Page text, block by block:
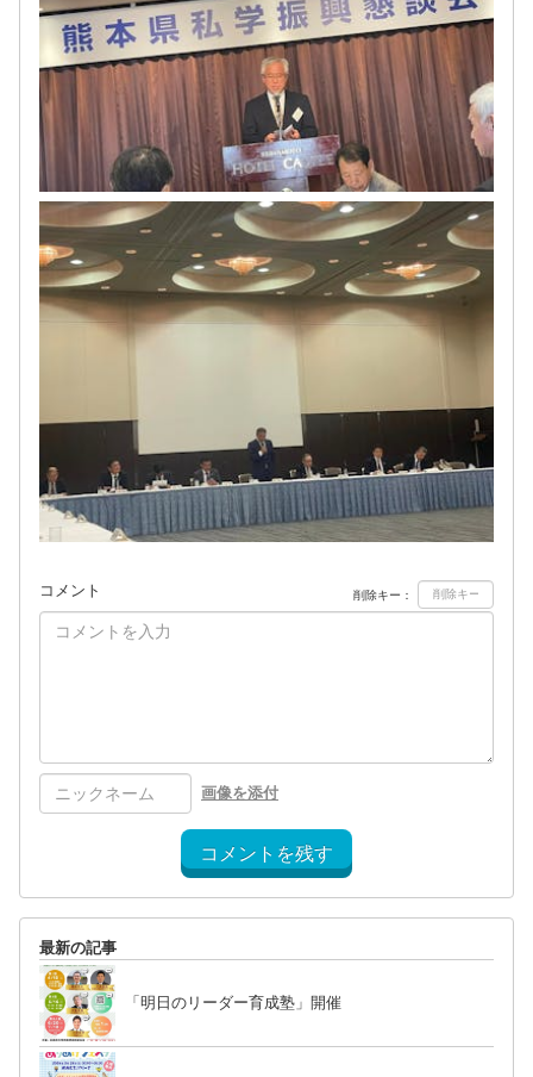
コメント 削除キー：
画像を添付
コメントを残す
最新の記事
「明日のリーダー育成塾」開催